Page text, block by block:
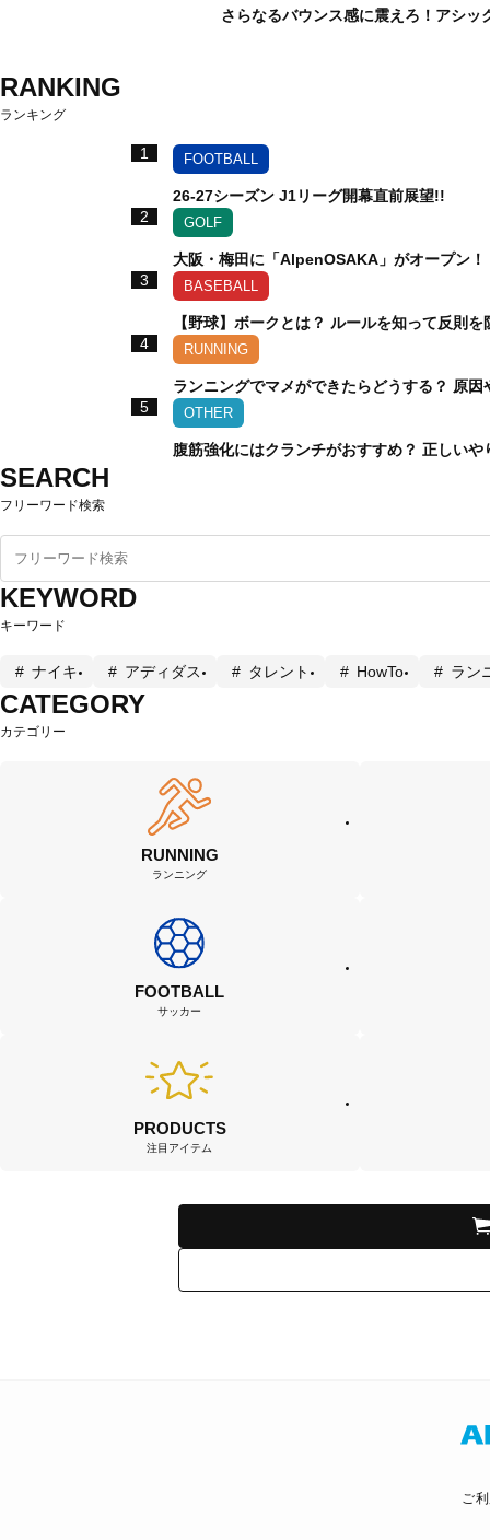
さらなるバウンス感に震えろ！アシ
RANKING
ランキング
1 FOOTBALL
26-27シーズン J1リーグ開幕直前展望!!
2
GOLF
大阪・梅田に「AlpenOSAKA」がオープン
3
BASEBALL
【野球】ボークとは？ ルールを知って反則を
4
RUNNING
ランニングでマメができたらどうする？ 原
5
OTHER
腹筋強化にはクランチがおすすめ？ 正しいや
SEARCH
フリーワード検索
KEYWORD
キーワード
ナイキ アディダス タレント HowTo ラン
CATEGORY
カテゴリー
RUNNING
ランニング
FOOTBALL
サッカー
PRODUCTS
注目アイテム
ご